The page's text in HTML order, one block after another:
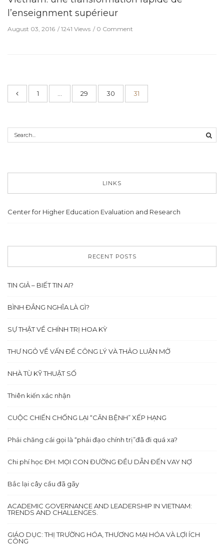
l’enseignment supérieur
August 03, 2016 1241 Views 0 Comment
1 … 29 30 31
LINKS
Center for Higher Education Evaluation and Research
RECENT POSTS
TIN GIẢ – BIẾT TIN AI?
BÌNH ĐẲNG NGHĨA LÀ GÌ?
SỰ THẬT VỀ CHÍNH TRỊ HOA KỲ
THƯ NGỎ VỀ VẤN ĐỀ CÔNG LÝ VÀ THẢO LUẬN MỞ
NHÀ TÙ KỸ THUẬT SỐ
Thiên kiến xác nhận
CUỘC CHIẾN CHỐNG LẠI “CĂN BỆNH” XẾP HẠNG
Phải chăng cái gọi là “phải đạo chính trị”đã đi quá xa?
Chi phí học ĐH: MỌI CON ĐƯỜNG ĐỀU DẪN ĐẾN VAY NỢ
Bắc lại cây cầu đã gãy
ACADEMIC GOVERNANCE AND LEADERSHIP IN VIETNAM:
TRENDS AND CHALLENGES.
GIÁO DỤC: THỊ TRƯỜNG HÓA, THƯƠNG MẠI HÓA VÀ LỢI ÍCH
CÔNG